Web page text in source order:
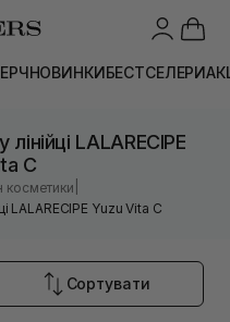
НОВИНКИБЕСТСЕЛЕРИ
LALARECIPE
C
косметики
LALARECIPE Yuzu Vita C
Сортувати